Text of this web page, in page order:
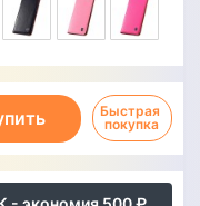
Быстрая
покупка